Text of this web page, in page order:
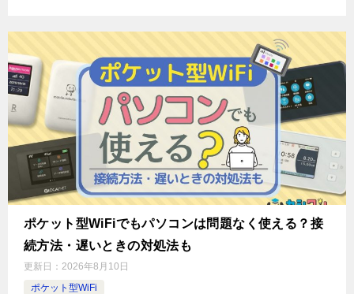
ポケット型WiFiでもパソコンは問題なく使える？接
続方法・遅いときの対処法も
更新日： 2026年8月10日
ポケット型WiFi